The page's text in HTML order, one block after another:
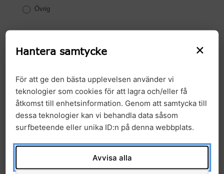
Övrig
Ja ×
Hantera samtycke
För att ge den bästa upplevelsen använder vi
teknologier som cookies för att lagra och/eller få
åtkomst till enhetsinformation. Genom att samtycka till
dessa teknologier kan vi behandla data såsom
surfbeteende eller unika ID:n på denna webbplats.
Avvisa alla